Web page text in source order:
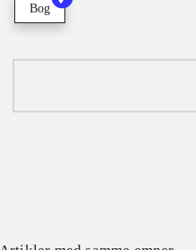
Bog